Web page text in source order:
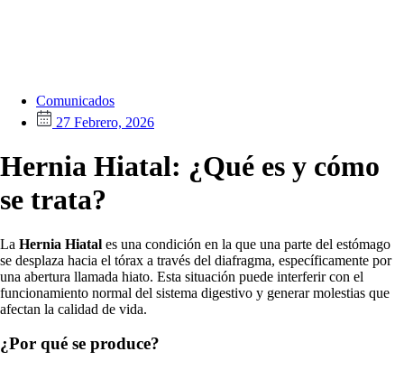
Comunicados
27 Febrero, 2026
Hernia Hiatal: ¿Qué es y cómo
se trata?
La Hernia Hiatal es una condición en la que una parte del estómago
se desplaza hacia el tórax a través del diafragma, específicamente por
una abertura llamada hiato. Esta situación puede interferir con el
funcionamiento normal del sistema digestivo y generar molestias que
afectan la calidad de vida.
¿Por qué se produce?